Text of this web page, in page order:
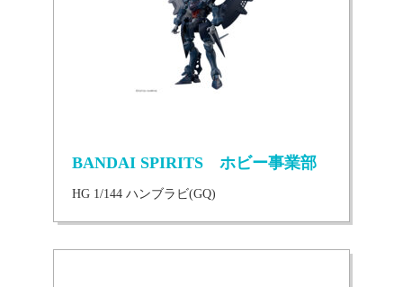
BANDAI SPIRITS ホビー事業部
HG 1/144 ハンブラビ(GQ)